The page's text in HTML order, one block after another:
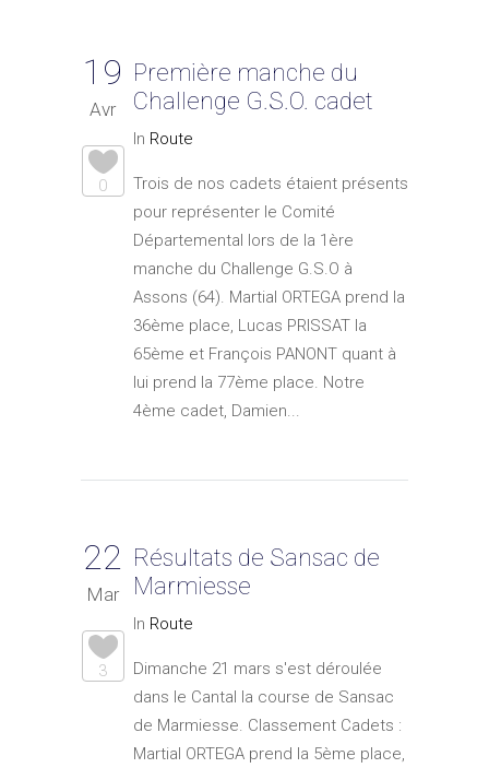
19
Avr
0
Première manche du
Challenge G.S.O. cadet
In Route
Trois de nos cadets étaient présents
pour représenter le Comité
Départemental lors de la 1ère
manche du Challenge G.S.O à
Assons (64). Martial ORTEGA prend la
36ème place, Lucas PRISSAT la
65ème et François PANONT quant à
lui prend la 77ème place. Notre
4ème cadet, Damien...
22
Mar
3
Résultats de Sansac de
Marmiesse
In Route
Dimanche 21 mars s'est déroulée
dans le Cantal la course de Sansac
de Marmiesse. Classement Cadets :
Martial ORTEGA prend la 5ème place,